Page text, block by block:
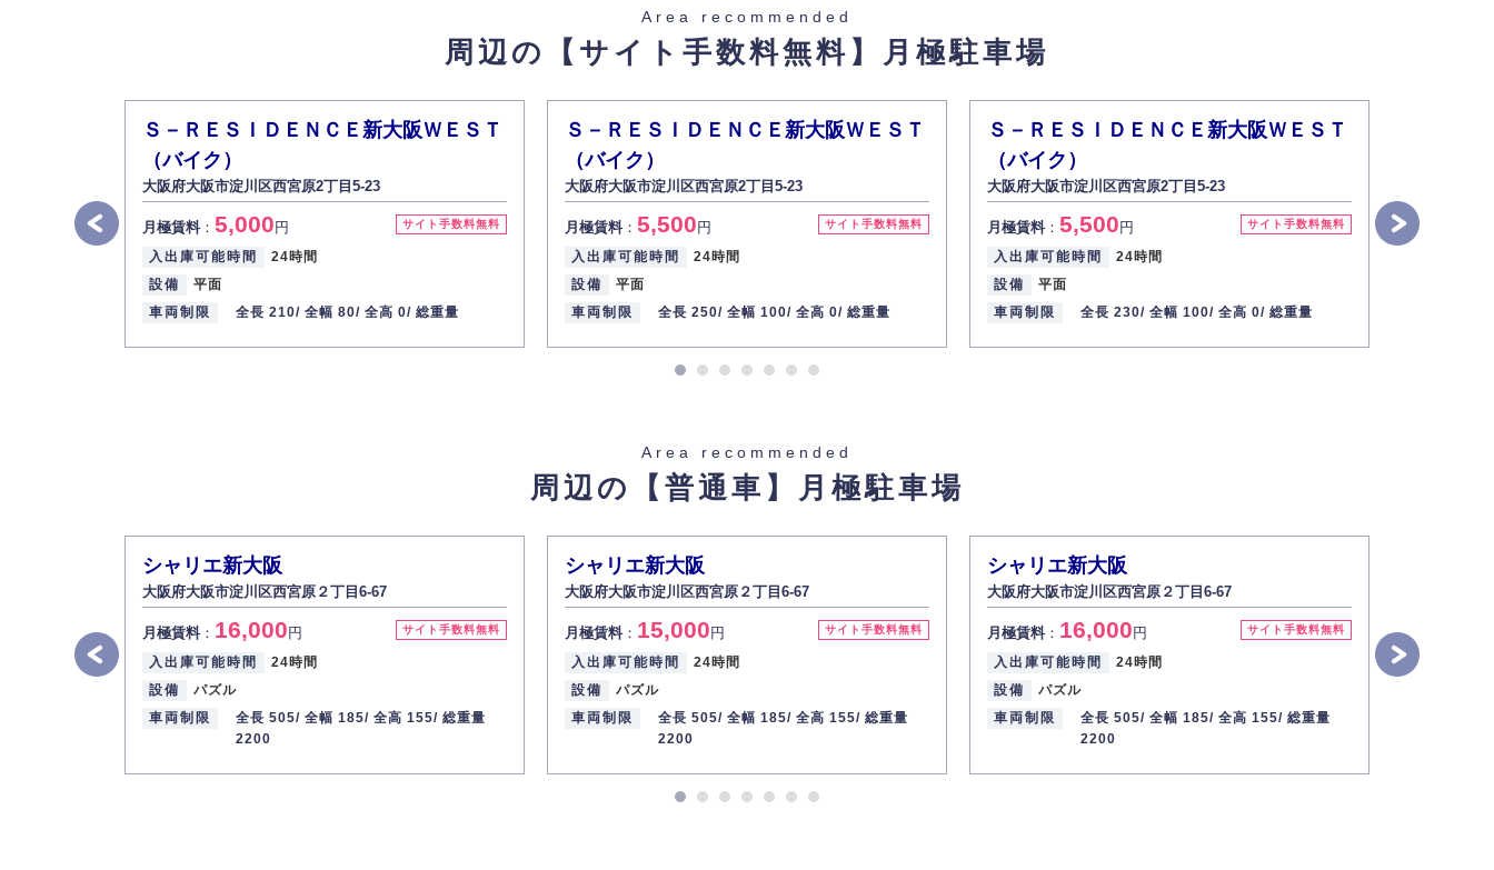
法的義務など正当な理由に基づく要請があった場合を除き、お客様の個人情報をご本人の同意なく第三者に提供いたしません。
お客様ご本人から自己の個人情報開示の請求があった場合、すみやかに開示いたします（ご本人であることが確認できない場合は開示いたしません）。
また、個人情報の内容に誤りがあり、ご本人から訂正・追加・削除の請求がある場合は適切に対応いたします。
6.個人情報管理の社内教育
弊社社員全員が、個人情報の取り扱いについての重要性を理解し、より適切に管理するよう社内教育を実施してまいります。
2013年12月1日
株式会社ミコト
代表取締役社長 野口 幸男
Area recommended
周辺の【サイト手数料無料】 月極駐車場
Ｓ－ＲＥＳＩＤＥＮＣＥ新大阪ＷＥＳＴ
（バイク）
大阪府大阪市淀川区西宮原2丁目5-23
サイト手数料無料
月極賃料： 5,000円
入出庫可能時間
24時間
設備
平面
車両制限
全長 210/ 全幅 80/ 全高 0/ 総重量
Ｓ－ＲＥＳＩＤＥＮＣＥ新大阪ＷＥＳＴ
（バイク）
大阪府大阪市淀川区西宮原2丁目5-23
サイト手数料無料
月極賃料： 5,500円
入出庫可能時間
24時間
設備
平面
車両制限
全長 250/ 全幅 100/ 全高 0/ 総重量
Ｓ－ＲＥＳＩＤＥＮＣＥ新大阪ＷＥＳＴ
（バイク）
大阪府大阪市淀川区西宮原2丁目5-23
サイト手数料無料
月極賃料： 5,500円
入出庫可能時間
24時間
設備
平面
車両制限
全長 230/ 全幅 100/ 全高 0/ 総重量
月極賃料
Area recommended
周辺の【普通車】 月極駐車場
シャリエ新大阪
大阪府大阪市淀川区西宮原２丁目6-67
サイト手数料無料
月極賃料： 16,000円
入出庫可能時間
24時間
設備
パズル
車両制限
全長 505/ 全幅 185/ 全高 155/ 総重量
2200
シャリエ新大阪
大阪府大阪市淀川区西宮原２丁目6-67
サイト手数料無料
月極賃料： 15,000円
入出庫可能時間
24時間
設備
パズル
車両制限
全長 505/ 全幅 185/ 全高 155/ 総重量
2200
シャリエ新大阪
大阪府大阪市淀川区西宮原２丁目6-67
サイト手数料無料
月極賃料： 16,000円
入出庫可能時間
24時間
設備
パズル
車両制限
全長 505/ 全幅 185/ 全高 155/ 総重量
2200
月極賃料
入出庫可